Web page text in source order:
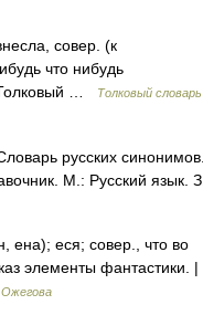
совер. (к
что нибудь
Толковый …
Толковый словарь
русских синонимов.
М.: Русский язык. З.
еся; совер., что во
элементы фантастики. |
Ожегова